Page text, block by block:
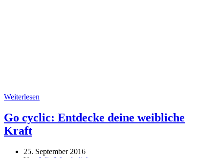
Weiterlesen
Go cyclic: Entdecke deine weibliche
Kraft
25. September 2016